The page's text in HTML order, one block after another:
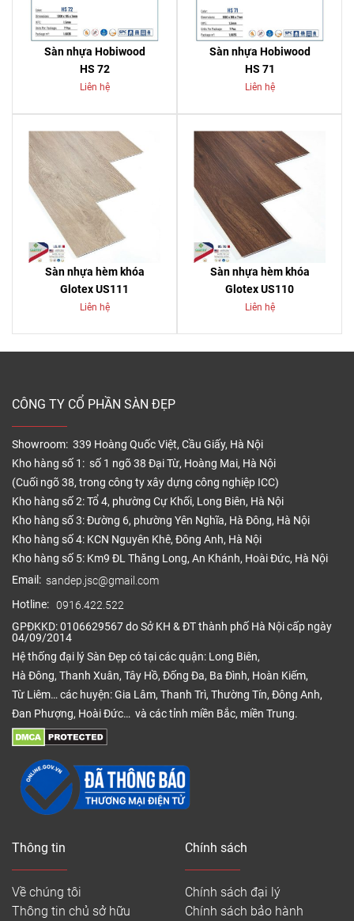
Sàn nhựa Hobiwood
HS 72
Liên hệ
Sàn nhựa Hobiwood
HS 71
Liên hệ
Sàn nhựa hèm khóa
Glotex US111
Liên hệ
Sàn nhựa hèm khóa
Glotex US110
Liên hệ
CÔNG TY CỔ PHẦN SÀN ĐẸP
Showroom: 339 Hoàng Quốc Việt, Cầu Giấy, Hà Nội
Kho hàng số 1: số 1 ngõ 38 Đại Từ, Hoàng Mai, Hà Nội
(Cuối ngõ 38, trong công ty xây dựng công nghiệp ICC)
Kho hàng số 2: Tổ 4, phường Cự Khối, Long Biên, Hà Nội
Kho hàng số 3: Đường 6, phường Yên Nghĩa, Hà Đông, Hà Nội
Kho hàng số 4: KCN Nguyên Khê, Đông Anh, Hà Nội
Kho hàng số 5: Km9 ĐL Thăng Long, An Khánh, Hoài Đức, Hà Nội
Email: sandep.jsc@gmail.com
Hotline: 0916.422.522
GPĐKKD: 0106629567 do Sở KH & ĐT thành phố Hà Nội cấp ngày
04/09/2014
Hệ thống đại lý Sàn Đẹp có tại các quận: Long Biên,
Hà Đông, Thanh Xuân, Tây Hồ, Đống Đa, Ba Đình, Hoàn Kiếm,
Từ Liêm… các huyện: Gia Lâm, Thanh Trì, Thường Tín, Đông Anh,
Đan Phượng, Hoài Đức… và các tỉnh miền Bắc, miền Trung.
Thông tin
Về chúng tôi
Thông tin chủ sở hữu
Chính sách
Chính sách đại lý
Chính sách bảo hành